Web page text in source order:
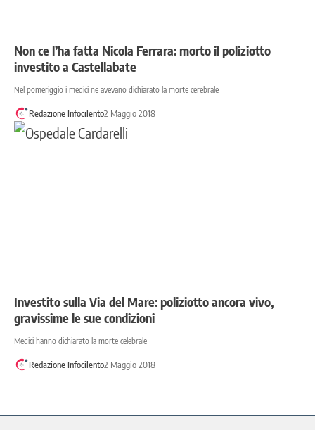
Non ce l’ha fatta Nicola Ferrara: morto il poliziotto
investito a Castellabate
Nel pomeriggio i medici ne avevano dichiarato la morte cerebrale
Redazione Infocilento2 Maggio 2018
Investito sulla Via del Mare: poliziotto ancora vivo,
gravissime le sue condizioni
Medici hanno dichiarato la morte celebrale
Redazione Infocilento2 Maggio 2018